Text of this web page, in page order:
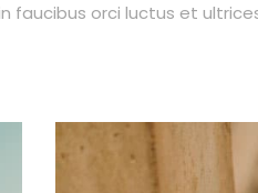
orci luctus et